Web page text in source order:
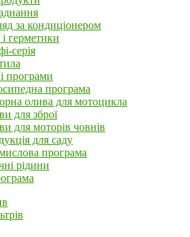
за кондиціонером
і герметики
серія
програми
програма
олива для мотоцикла
для зброї
для моторів човнів
для саду
програма
рідини